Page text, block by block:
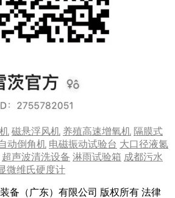
磁悬浮风机 养殖高速增氧机 隔膜式
动倒角机 电磁振动试验台 大口径液氮
超声波清洗设备 淋雨试验箱 成都污水
微维氏硬度计
备（广东）有限公司 版权所有 法律